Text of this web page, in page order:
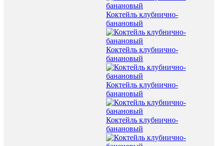
Коктейль клубнично-
банановый
Коктейль клубнично-
банановый
Коктейль клубнично-
банановый
Коктейль клубнично-
банановый